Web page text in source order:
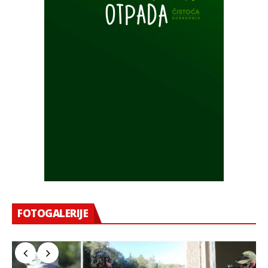
FOTOGALERIJE